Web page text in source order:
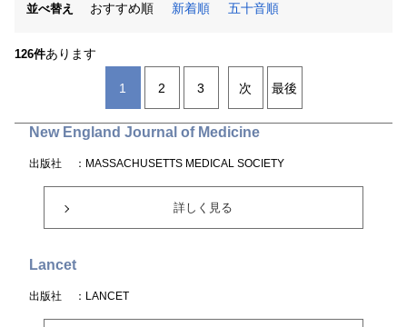
並べ替え おすすめ順 新着順 五十音順
126件あります
1 2 3 次 最後
New England Journal of Medicine
出版社 ：MASSACHUSETTS MEDICAL SOCIETY
詳しく見る
Lancet
出版社 ：LANCET